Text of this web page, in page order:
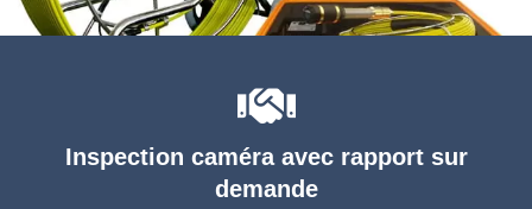
Inspection caméra avec rapport sur
demande